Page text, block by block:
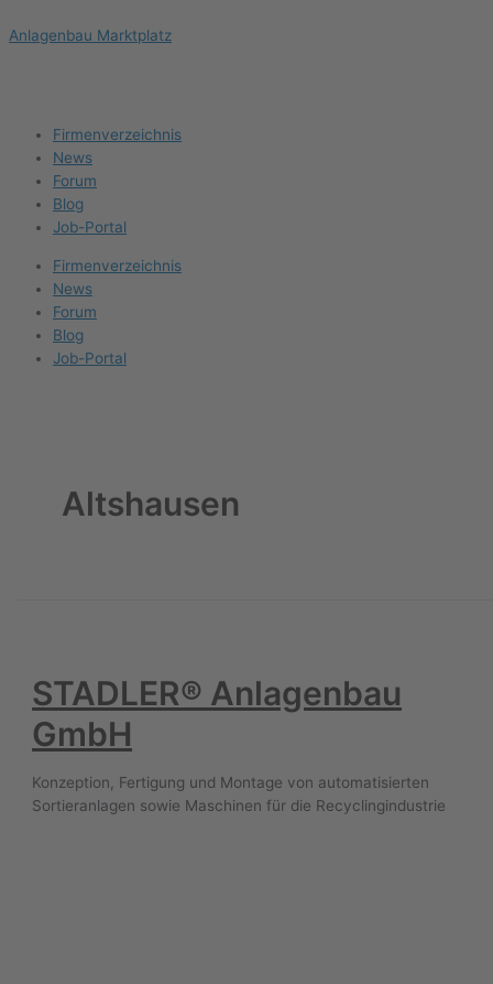
Inhalt
Anlagenbau Marktplatz
Menu
Firmenverzeichnis
News
Forum
Blog
Job-Portal
Firmenverzeichnis
News
Forum
Blog
Job-Portal
Altshausen
STADLER® Anlagenbau
GmbH
Konzeption, Fertigung und Montage von automatisierten
Sortieranlagen sowie Maschinen für die Recyclingindustrie